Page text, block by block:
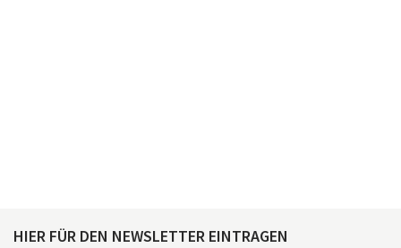
HIER FÜR DEN NEWSLETTER EINTRAGEN